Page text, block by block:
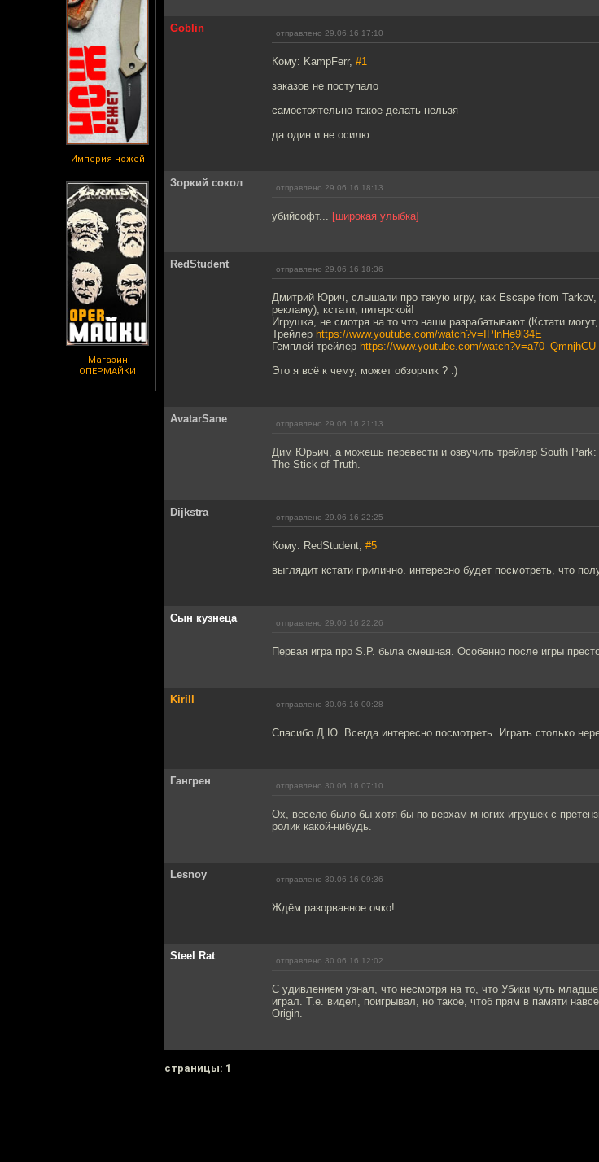
Империя ножей
Магазин
ОПЕРМАЙКИ
Goblin отправлено 29.06.16 17:10
Кому: KampFerr, #1
заказов не поступало
самостоятельно такое делать нельзя
да один и не осилю
Зоркий сокол отправлено 29.06.16 18:13
убийсофт... [широкая улыбка]
RedStudent отправлено 29.06.16 18:36
Дмитрий Юрич, слышали про такую игру, как Escape from
рекламу), кстати, питерской!
Игрушка, не смотря на то что наши разрабатывают (Кстати
Трейлер https://www.youtube.com/watch?v=IPlnHe9l34E
Гемплей трейлер https://www.youtube.com/watch?v=a70_QmnjhCU
Это я всё к чему, может обзорчик ? :)
AvatarSane отправлено 29.06.16 21:13
Дим Юрьич, а можешь перевести и озвучить трейлер South
The Stick of Truth.
Dijkstra отправлено 29.06.16 22:25
Кому: RedStudent, #5
выглядит кстати прилично. интересно будет посмотреть, что
Сын кузнеца отправлено 29.06.16 22:26
Первая игра про S.P. была смешная. Особенно после игры
Kirill отправлено 30.06.16 00:28
Спасибо Д.Ю. Всегда интересно посмотреть. Играть столько
Гангрен отправлено 30.06.16 07:10
Ох, весело было бы хотя бы по верхам многих игрушек с
ролик какой-нибудь.
Lesnoy отправлено 30.06.16 09:36
Ждём разорванное очко!
Steel Rat отправлено 30.06.16 12:02
С удивлением узнал, что несмотря на то, что Убики чуть
играл. Т.е. видел, поигрывал, но такое, чтоб прям в памяти
Origin.
cтраницы: 1